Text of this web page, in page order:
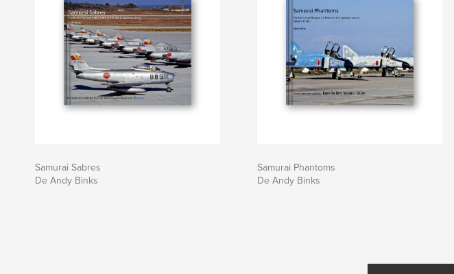
Samurai Sabres
De Andy Binks
Samurai Phantoms
De Andy Binks